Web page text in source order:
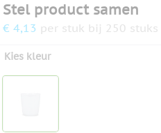
Stel product samen
€ 4,13 per stuk bij 250 stuks
Kies kleur